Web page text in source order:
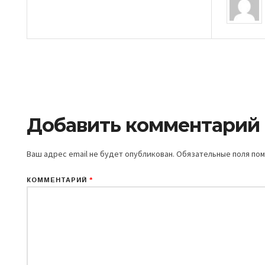
Добавить комментарий
Ваш адрес email не будет опубликован. Обязательные поля
КОММЕНТАРИЙ *